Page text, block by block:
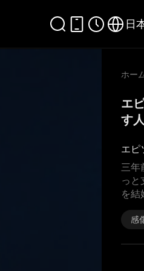
日
ホー
エ
す
エピ
三年
っ
を
感